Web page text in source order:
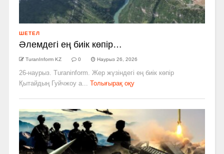
ШЕТЕЛ
Әлемдегі ең биік көпір…
TuranInform KZ 0 Наурыз 26, 2026
26-наурыз. Turaninform. Жер жүзіндегі ең биік көпір
Қытайдың Гуйчжоу а...
Толығырақ оқу